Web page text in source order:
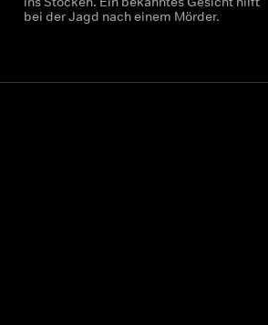
bei der Jagd nach einem Mörder.